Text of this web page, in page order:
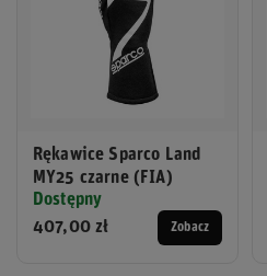
Rękawice Sparco Land
MY25 czarne (FIA)
Dostępny
407,00 zł
Zobacz